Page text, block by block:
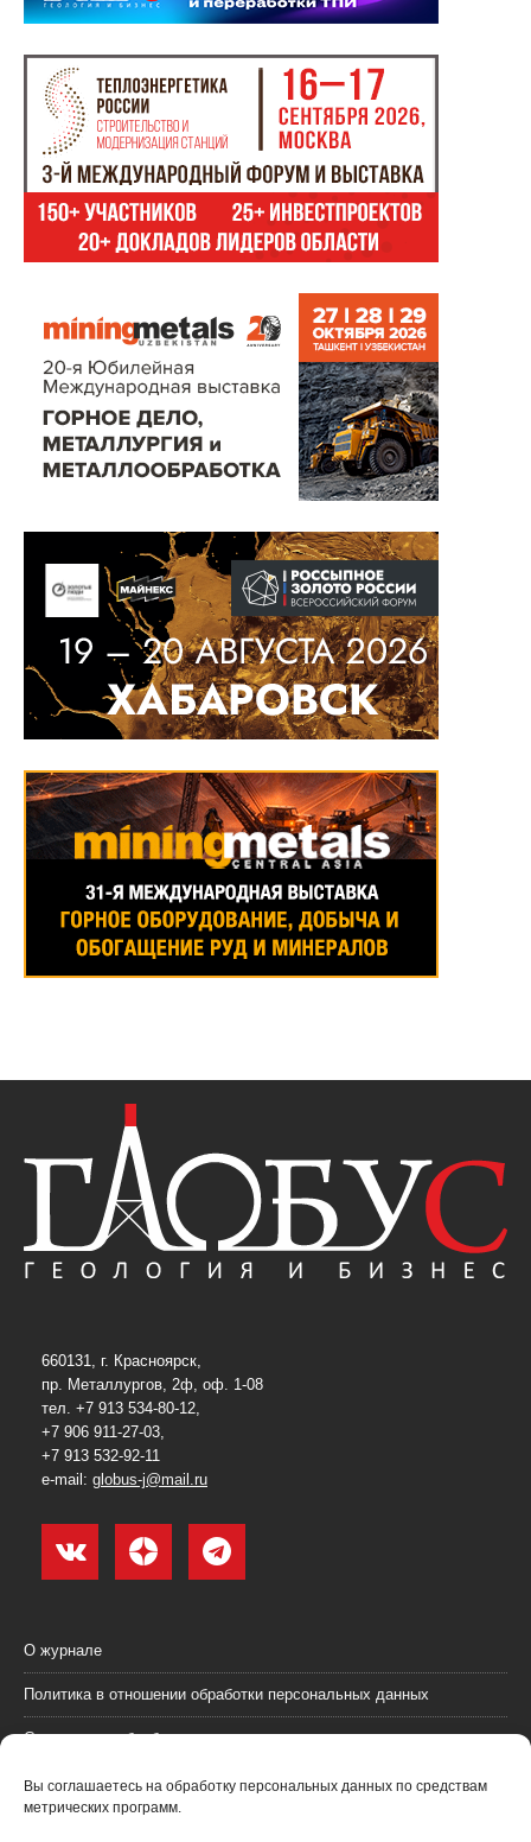
Вы соглашаетесь на обработку персональных данных по средствам
метрических программ.
660131, г. Красноярск,
пр. Металлургов, 2ф, оф. 1-08
тел. +7 913 534-80-12,
+7 906 911-27-03,
+7 913 532-92-11
e-mail: globus-j@mail.ru
О журнале
Политика в отношении обработки персональных данных
Согласие на обработку персональных данных
Пользовательское соглашение (оферта)